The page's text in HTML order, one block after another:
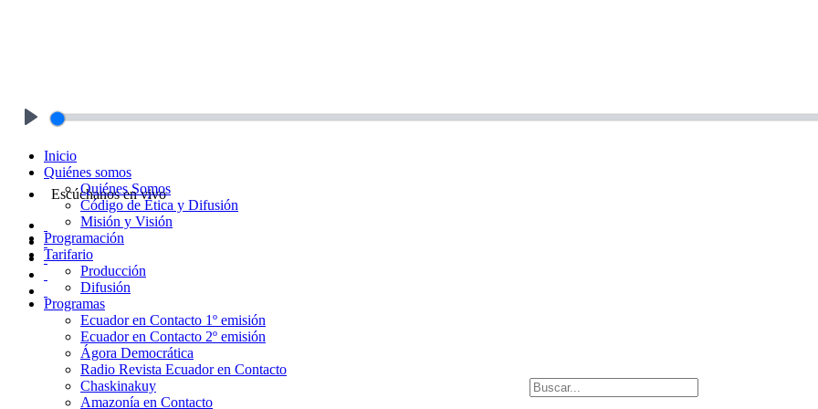
Escúchanos en vivo
Inicio
Quiénes somos
Quiénes Somos
Código de Ética y Difusión
Misión y Visión
Programación
Tarifario
Producción
Difusión
Programas
Ecuador en Contacto 1º emisión
Ecuador en Contacto 2º emisión
Ágora Democrática
Radio Revista Ecuador en Contacto
Chaskinakuy
Amazonía en Contacto